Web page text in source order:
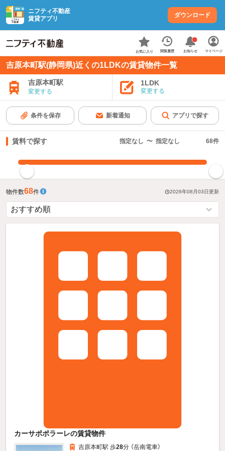
ニフティ不動産
賃貸アプリ
ダウンロード
お気に入り 閲覧履歴 お知らせ マイページ
吉原本町駅(静岡県)近くの1LDKの賃貸物件一覧
吉原本町駅
変更する
1LDK
変更する
条件を保存 新着通知 アプリで探す
賃料で探す 指定なし 〜 指定なし 68件
物件数68件 2026年08月03日更新
カーサポポラーレの賃貸物件
吉原本町駅 歩28分 （岳南電車）